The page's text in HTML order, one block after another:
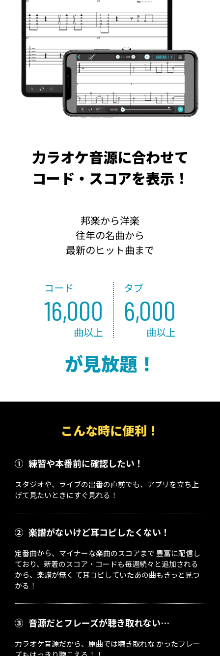
力ラオケ音源に合わせて
コード・スコアを表示！
邦楽から洋楽
往年の名曲から
最新のヒット曲まで
コード
16,000
曲以上
タブ
6,000
曲以上
が見放題！
こんな時に便利！
① 練習や本番前に確認したい！
スタジオや、ライブの出番の直前でも、アプリを立ち上
げて見たいときにすぐ見れる！
② 楽譜がないけど耳コピしたくない！
定番曲から、マイナーな楽曲のスコアまで 豊富に配信し
ており、新着のスコア・コードも毎週続々と追加される
から、楽譜が無く て耳コピしていたあの曲もきっと見つ
かる！
③ 音源だとフレーズが聴き取れない…
力ラオケ音源だから、原曲では聴き取れな かったフレー